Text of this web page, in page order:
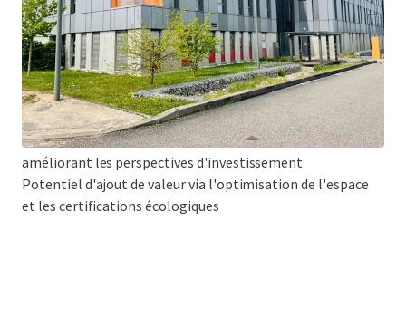
Accès stratégique via les trams et les principales
autoroutes, à seulement 20 min de l'aéroport de Lyon
Flux de trésorerie hautement stable provenant d'un
locataire de 20 ans, réseau leader de crèches privées
Solide rendement net initial de 7,44%, indicatif de retours
sur investissement convaincants
Coût inférieur à la valeur de remplacement à 1 621 €/m²,
améliorant les perspectives d'investissement
Potentiel d'ajout de valeur via l'optimisation de l'espace
et les certifications écologiques